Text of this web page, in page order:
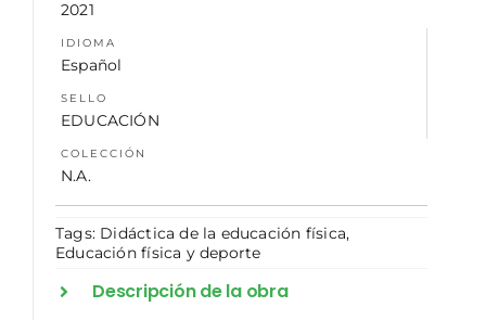
2021
IDIOMA
Español
SELLO
EDUCACIÓN
COLECCIÓN
N.A.
Tags: Didáctica de la educación física,
Educación física y deporte
Descripción de la obra